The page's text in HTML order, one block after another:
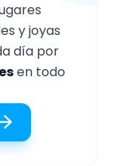
y joyas
día por
en todo